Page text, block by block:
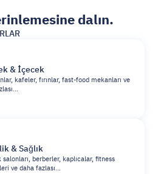
dalın.
& İçecek
kafeler, fırınlar, fast-food mekanları ve
& Sağlık
salonları, berberler, kaplıcalar, fitness
ve daha fazlası…